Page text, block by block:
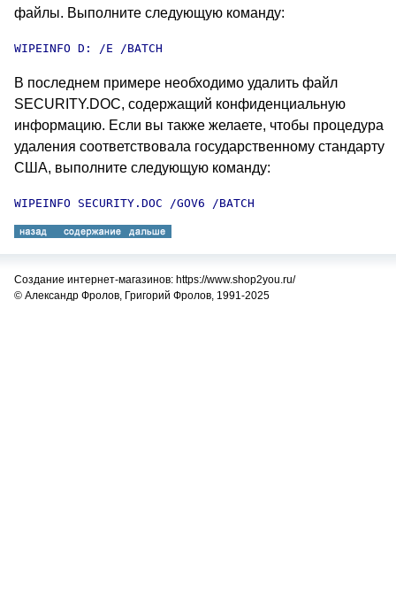
файлы. Выполните следующую команду:
WIPEINFO D: /E /BATCH
В последнем примере необходимо удалить файл
SECURITY.DOC, содержащий конфиденциальную
информацию. Если вы также желаете, чтобы процедура
удаления соответствовала государственному стандарту
США, выполните следующую команду:
WIPEINFO SECURITY.DOC /GOV6 /BATCH
Создание интернет-магазинов: https://www.shop2you.ru/
© Александр Фролов, Григорий Фролов, 1991-2025